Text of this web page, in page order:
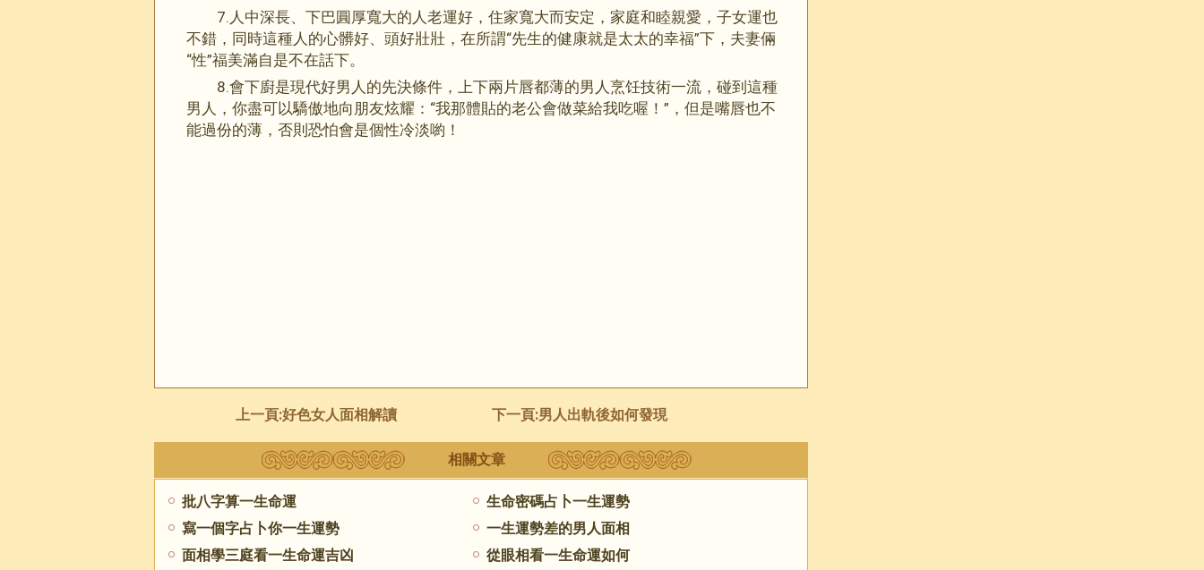
7. 人中深長、下巴圓厚寬大的人老運好，住家寬大而安定，家庭和睦親愛，子女運也
不錯，同時這種人的心髒好、頭好壯壯，在所謂“先生的健康就是太太的幸福”下，夫妻倆
“性”福美滿自是不在話下。
8.會下廚是現代好男人的先決條件，上下兩片唇都薄的男人烹饪技術一流，碰到這種
男人，你盡可以驕傲地向朋友炫耀：“我那體貼的老公會做菜給我吃喔！”，但是嘴唇也不
能過份的薄，否則恐怕會是個性冷淡喲！
上一頁:好色女人面相解讀 下一頁:男人出軌後如何發現
相關文章
批八字算一生命運
生命密碼占卜一生運勢
寫一個字占卜你一生運勢
一生運勢差的男人面相
面相學三庭看一生命運吉凶
從眼相看一生命運如何